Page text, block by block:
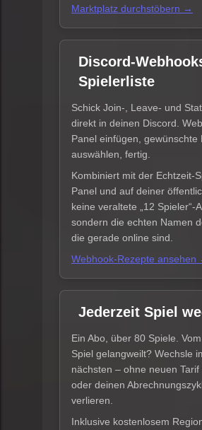
Marktplatz durchstöbern →
Discord-
Spielerliste
Schick Join-, Leave- und
direkt in deinen Discord.
Panel einfügen, gewünschte
auswählen, fertig.
Kombiniert mit der Echtzeit-
Panel und auf deiner
keine veraltete „12 Spieler“-
sondern die echten Namen
die gerade online sind.
Webhook-Rezepte ansehen
Jederzeit Spiel
Ein Abo, über 80 Spiele.
Spiel gelangweilt? Wechsle
nächsten – ohne neuen Tarif
oder deinen
verlieren.
Inklusive kostenlosem